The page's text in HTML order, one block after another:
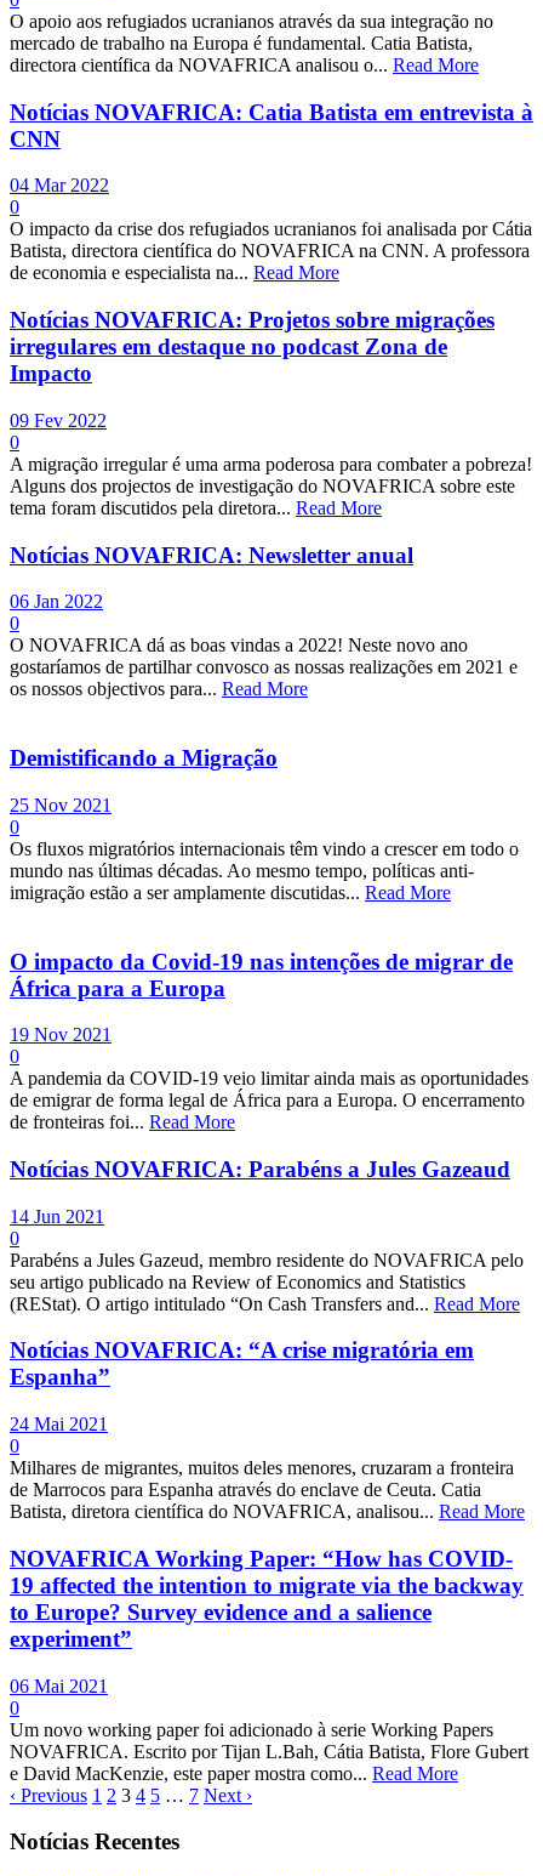
O apoio aos refugiados ucranianos através da sua integração no
mercado de trabalho na Europa é fundamental. Catia Batista,
directora científica da NOVAFRICA analisou o... Read More
Notícias NOVAFRICA: Catia Batista em entrevista à
CNN
04 Mar 2022
0
O impacto da crise dos refugiados ucranianos foi analisada por Cátia
Batista, directora científica do NOVAFRICA na CNN. A professora
de economia e especialista na... Read More
Notícias NOVAFRICA: Projetos sobre migrações
irregulares em destaque no podcast Zona de
Impacto
09 Fev 2022
0
A migração irregular é uma arma poderosa para combater a pobreza!
Alguns dos projectos de investigação do NOVAFRICA sobre este
tema foram discutidos pela diretora... Read More
Notícias NOVAFRICA: Newsletter anual
06 Jan 2022
0
O NOVAFRICA dá as boas vindas a 2022! Neste novo ano
gostaríamos de partilhar convosco as nossas realizações em 2021 e
os nossos objectivos para... Read More
Demistificando a Migração
25 Nov 2021
0
Os fluxos migratórios internacionais têm vindo a crescer em todo o
mundo nas últimas décadas. Ao mesmo tempo, políticas anti-
imigração estão a ser amplamente discutidas... Read More
O impacto da Covid-19 nas intenções de migrar de
África para a Europa
19 Nov 2021
0
A pandemia da COVID-19 veio limitar ainda mais as oportunidades
de emigrar de forma legal de África para a Europa. O encerramento
de fronteiras foi... Read More
Notícias NOVAFRICA: Parabéns a Jules Gazeaud
14 Jun 2021
0
Parabéns a Jules Gazeud, membro residente do NOVAFRICA pelo
seu artigo publicado na Review of Economics and Statistics
(REStat). O artigo intitulado “On Cash Transfers and... Read More
Notícias NOVAFRICA: “A crise migratória em
Espanha”
24 Mai 2021
0
Milhares de migrantes, muitos deles menores, cruzaram a fronteira
de Marrocos para Espanha através do enclave de Ceuta. Catia
Batista, diretora científica do NOVAFRICA, analisou... Read More
NOVAFRICA Working Paper: “How has COVID-
19 affected the intention to migrate via the backway
to Europe? Survey evidence and a salience
experiment”
06 Mai 2021
0
Um novo working paper foi adicionado à serie Working Papers
NOVAFRICA. Escrito por Tijan L.Bah, Cátia Batista, Flore Gubert
e David MacKenzie, este paper mostra como... Read More
‹ Previous 1 2 3 4 5 … 7 Next ›
Notícias Recentes